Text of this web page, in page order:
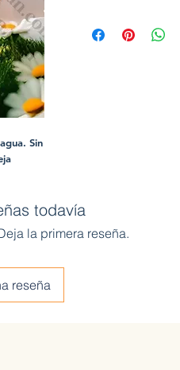
Sin
todavía
la primera reseña.
reseña